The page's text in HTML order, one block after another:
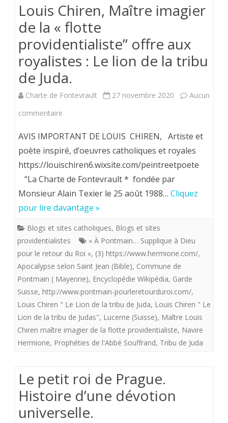
:”Bon
sang
ne
saurait
mentir”
Louis Chiren, Maître imagier
de la « flotte
providentialiste” offre aux
royalistes : Le lion de la tribu
de Juda.
Charte de Fontevrault 27 novembre 2020
Aucun
commentaire
Chiren,
Maître
imagier
«
flotte
providentialiste”
offre
aux
royalistes
:
lion
de
la
AVIS IMPORTANT DE LOUIS CHIREN, Artiste et
poète inspiré, d’oeuvres catholiques et royales
https://louischiren6.wixsite.com/peintreetpoete
“La Charte de Fontevrault * fondée par
Monsieur Alain Texier le 25 août 1988… Cliquez
pour lire davantage »
Blogs et sites catholiques, Blogs et sites
providentialistes
« À Pontmain… Supplique à Dieu
pour le retour du Roi », (3) https://www.hermione.com/,
Apocalypse selon Saint Jean (Bible), Commune de
Pontmain ( Mayenne), Encyclopédie Wikipédia, Garde
Suisse, http://www.pontmain-pourleretourduroi.com/,
Louis Chiren " Le Lion de la tribu de Juda, Louis Chiren " Le
Lion de la tribu de Judas", Lucerne (Suisse), Maître Louis
Chiren maître imagier de la flotte providentialiste, Navire
Hermione, Prophéties de l'Abbé Souffrand, Tribu de Juda
Le petit roi de Prague.
Histoire d’une dévotion
universelle.